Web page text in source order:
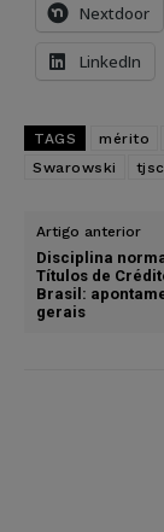
Nextdoor
LinkedIn
TAGS mérito
Swarowski
tjsc
Artigo anterior
Disciplina
Títulos de
Brasil:
gerais